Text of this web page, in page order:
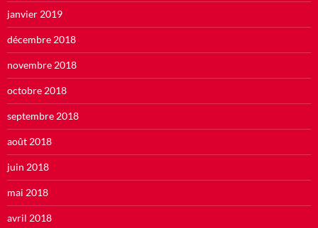
janvier 2019
décembre 2018
novembre 2018
octobre 2018
septembre 2018
août 2018
juin 2018
mai 2018
avril 2018